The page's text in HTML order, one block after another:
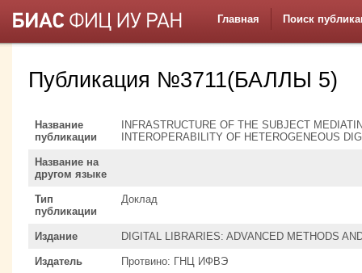
Главная Поиск
Публикация №3711(БАЛЛЫ 5)
Название
публикации
INFRASTRUCTURE OF THE SUBJECT
INTEROPERABILITY OF HETEROGENEOUS
Название на
другом языке
Тип
публикации
Доклад
Издание DIGITAL LIBRARIES: ADVANCED METHODS
Издатель Протвино: ГНЦ ИФВЭ